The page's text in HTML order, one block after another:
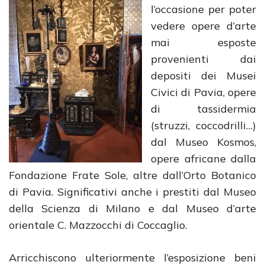
l’occasione per poter
vedere opere d’arte
mai esposte
provenienti dai
depositi dei Musei
Civici di Pavia, opere
di tassidermia
(struzzi, coccodrilli…)
dal Museo Kosmos,
opere africane dalla
Fondazione Frate Sole, altre dall’Orto Botanico
di Pavia. Significativi anche i prestiti dal Museo
della Scienza di Milano e dal Museo d’arte
orientale C. Mazzocchi di Coccaglio.
Arricchiscono ulteriormente l’esposizione beni